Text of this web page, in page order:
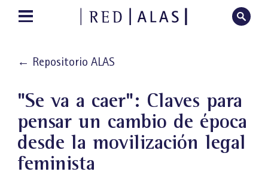
← Repositorio ALAS
"Se va a caer": Claves para
pensar un cambio de época
desde la movilización legal
feminista